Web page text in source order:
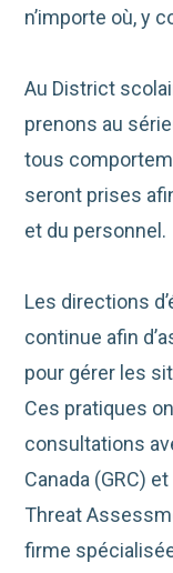
n’importe où, y
Au District
prenons au
tous
seront prises
et du personnel.
Les directions
continue afin
pour gérer les
Ces pratiques
consultations
Canada (GRC)
Threat
firme